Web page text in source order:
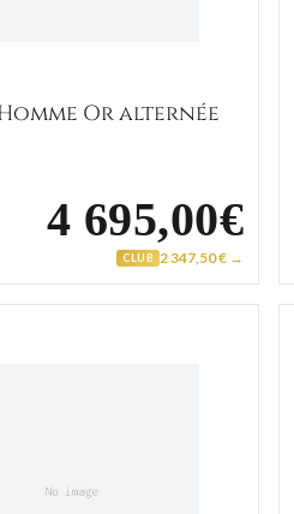
Or alternée
4 695,00€
CLUB 2 347,50 € →